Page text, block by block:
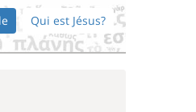
Qui est Jésus?